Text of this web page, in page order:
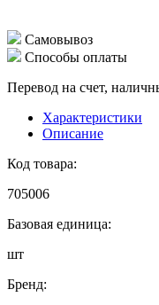
Самовывоз
Способы оплаты
Перевод на счет,
Характеристики
Описание
Код товара:
705006
Базовая единица:
шт
Бренд: